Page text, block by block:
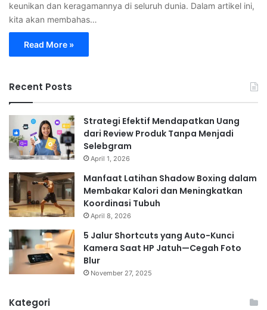
keunikan dan keragamannya di seluruh dunia. Dalam artikel ini,
kita akan membahas…
Read More »
Recent Posts
Strategi Efektif Mendapatkan Uang
dari Review Produk Tanpa Menjadi
Selebgram
April 1, 2026
Manfaat Latihan Shadow Boxing dalam
Membakar Kalori dan Meningkatkan
Koordinasi Tubuh
April 8, 2026
5 Jalur Shortcuts yang Auto-Kunci
Kamera Saat HP Jatuh—Cegah Foto
Blur
November 27, 2025
Kategori